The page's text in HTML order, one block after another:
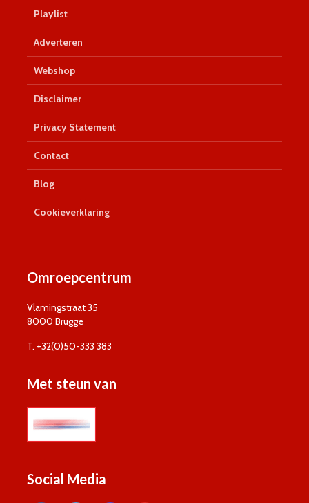
Playlist
Adverteren
Webshop
Disclaimer
Privacy Statement
Contact
Blog
Cookieverklaring
Omroepcentrum
Vlamingstraat 35
8000 Brugge
T. +32(0)50-333 383
Met steun van
Social Media